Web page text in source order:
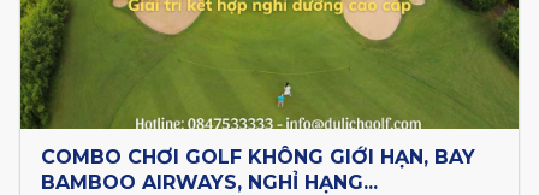
COMBO CHƠI GOLF KHÔNG GIỚI HẠN, BAY
BAMBOO AIRWAYS, NGHỈ HẠNG...